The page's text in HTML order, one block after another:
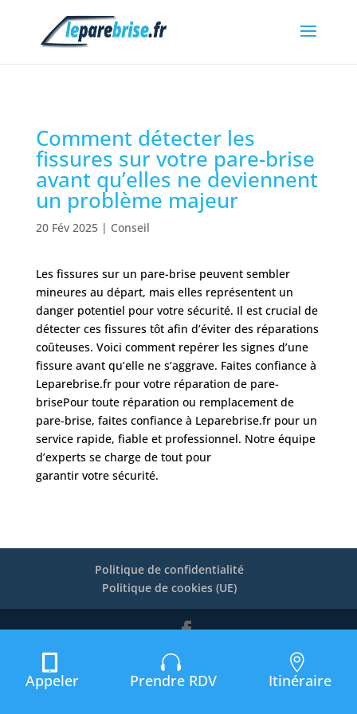
Comment détecter les
fissures sur votre pare-brise
avant qu’elles ne deviennent
un problème majeur
20 Fév 2025| Conseil
Les fissures sur un pare-brise peuvent sembler
mineures au départ, mais elles représentent un
danger potentiel pour votre sécurité. Il est crucial de
détecter ces fissures tôt afin d’éviter des réparations
coûteuses. Voici comment repérer les signes d’une
fissure avant qu’elle ne s’aggrave. Faites confiance à
Leparebrise.fr pour votre réparation de pare-
brisePour toute réparation ou remplacement de
pare-brise, faites confiance à Leparebrise.fr pour un
service rapide, fiable et professionnel. Notre équipe
d’experts se charge de tout pour
garantir votre sécurité.
Politique de confidentialité
Politique de cookies (UE)
© 2020-2026 leparebrise.fr | Mentions Légales
Appeler Prendre RDV Itinéraire